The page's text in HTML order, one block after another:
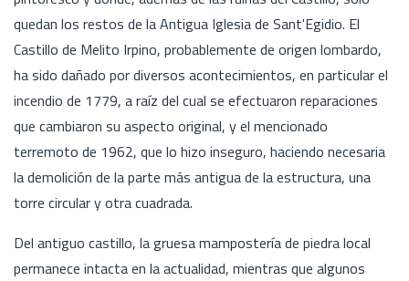
quedan los restos de la Antigua Iglesia de Sant'Egidio. El
Castillo de Melito Irpino, probablemente de origen lombardo,
ha sido dañado por diversos acontecimientos, en particular el
incendio de 1779, a raíz del cual se efectuaron reparaciones
que cambiaron su aspecto original, y el mencionado
terremoto de 1962, que lo hizo inseguro, haciendo necesaria
la demolición de la parte más antigua de la estructura, una
torre circular y otra cuadrada.
Del antiguo castillo, la gruesa mampostería de piedra local
permanece intacta en la actualidad, mientras que algunos